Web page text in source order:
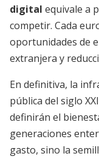
digital equivale a
competir. Cada
oportunidades de
extranjera y
En definitiva, la
pública del siglo
definirán el
generaciones
gasto, sino la